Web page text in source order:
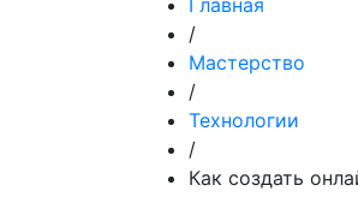
Главная
/
Мастерство
/
Технологии
/
Как создать